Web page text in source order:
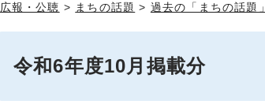
広報・公聴 > まちの話題 > 過去の「まちの話題」
令和6年度10月掲載分